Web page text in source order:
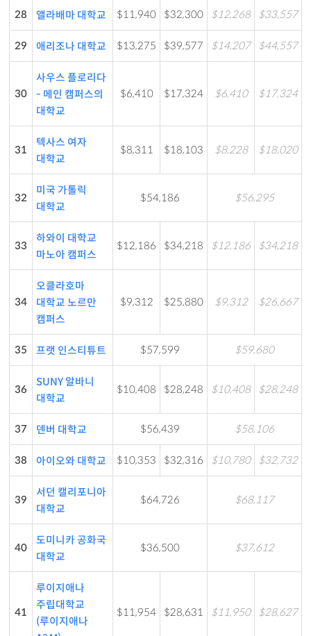
28 앨라배마 대학교 $11,940 $32,300 $12,268 $33,557
29 애리조나 대학교 $13,275 $39,577 $14,207 $44,557
30
사우스 플로리다
- 메인 캠퍼스의
대학교
$6,410 $17,324 $6,410 $17,324
31
텍사스 여자
대학교
$8,311 $18,103 $8,228 $18,020
32
미국 가톨릭
대학교
$54,186 $56,295
33
하와이 대학교
마노아 캠퍼스
$12,186 $34,218 $12,186 $34,218
34
오클라호마
대학교 노르만
캠퍼스
$9,312 $25,880 $9,312 $26,667
35 프랫 인스티튜트 $57,599 $59,680
36
SUNY 알바니
대학교
$10,408 $28,248 $10,408 $28,248
37 덴버 대학교 $56,439 $58,106
38 아이오와 대학교 $10,353 $32,316 $10,780 $32,732
39
서던 캘리포니아
대학교
$64,726 $68,117
40
도미니카 공화국
대학교
$36,500 $37,612
41
루이지애나
주립대학교
(루이지애나
$11,954 $28,631 $11,950 $28,627